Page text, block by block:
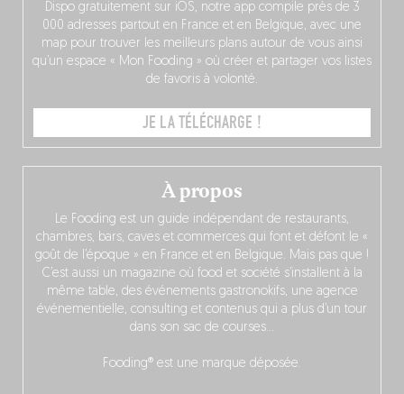
À propos
Le Fooding est un guide indépendant de restaurants,
chambres, bars, caves et commerces qui font et défont le «
goût de l’époque » en France et en Belgique. Mais pas que !
C’est aussi un magazine où food et société s’installent à la
même table, des événements gastronokifs, une agence
événementielle, consulting et contenus qui a plus d’un tour
dans son sac de courses…
Fooding® est une marque déposée.
Dispo gratuitement sur iOS, notre app compile près de 3
000 adresses partout en France et en Belgique, avec une
map pour trouver les meilleurs plans autour de vous ainsi
qu’un espace « Mon Fooding » où créer et partager vos listes
de favoris à volonté.
JE LA TÉLÉCHARGE !